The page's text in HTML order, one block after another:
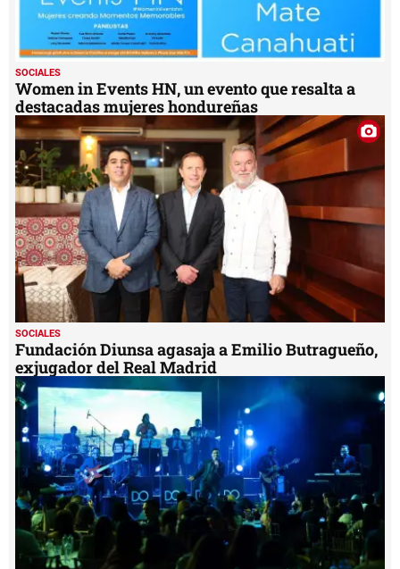
SOCIALES
Women in Events HN, un evento que resalta a
destacadas mujeres hondureñas
SOCIALES
Fundación Diunsa agasaja a Emilio Butragueño,
exjugador del Real Madrid